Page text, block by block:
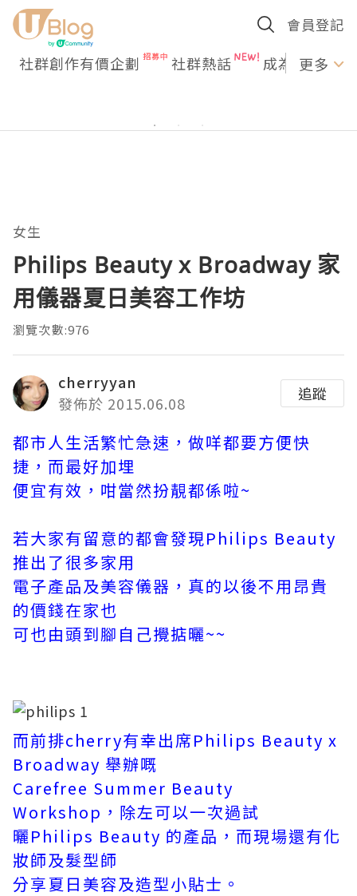
會員登記
社群創作有價企劃 社群熱話 成為U更多
女生
Philips Beauty x Broadway 家
用儀器夏日美容工作坊
瀏覽次數:976
cherryyan
發佈於 2015.06.08
追蹤
都市人生活繁忙急速，做咩都要方便快
捷，而最好加埋
便宜有效，咁當然扮靚都係啦~
若大家有留意的都會發現Philips Beauty
推出了很多家用
電子產品及美容儀器，真的以後不用昂貴
的價錢在家也
可也由頭到腳自己攪掂曬~~
而前排cherry有幸出席Philips Beauty x
Broadway 舉辦嘅
Carefree Summer Beauty
Workshop，除左可以一次過試
曬Philips Beauty 的產品，而現場還有化
妝師及髮型師
分享夏日美容及造型小貼士。